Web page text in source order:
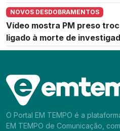
NOVOS DESDOBRAMENTOS
Vídeo mostra PM preso
ligado à morte de
O Portal EM TEMPO é a
EM TEMPO de Comunicação,